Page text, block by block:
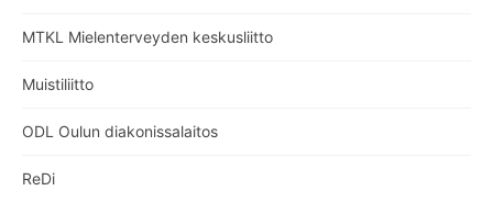
MTKL Mielenterveyden keskusliitto
Muistiliitto
ODL Oulun diakonissalaitos
ReDi